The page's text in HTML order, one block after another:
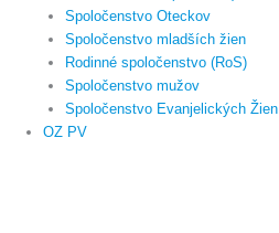
Spoločenstvo Oteckov
Spoločenstvo mladších žien
Rodinné spoločenstvo (RoS)
Spoločenstvo mužov
Spoločenstvo Evanjelických Žien
OZ PV